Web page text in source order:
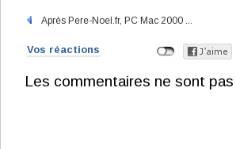
Après Pere-Noel.fr, PC Mac 2000 ...
Vos réactions
Les commentaires ne sont